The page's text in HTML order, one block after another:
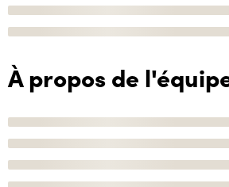
À propos de